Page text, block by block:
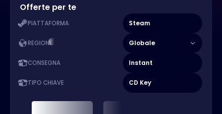
Offerte per te
PIATTAFORMA Steam
REGIONE Globale
CONSEGNA Instant
TIPO CHIAVE CD Key